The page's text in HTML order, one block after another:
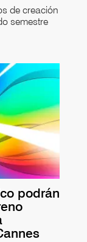
de creación
semestre
podrán